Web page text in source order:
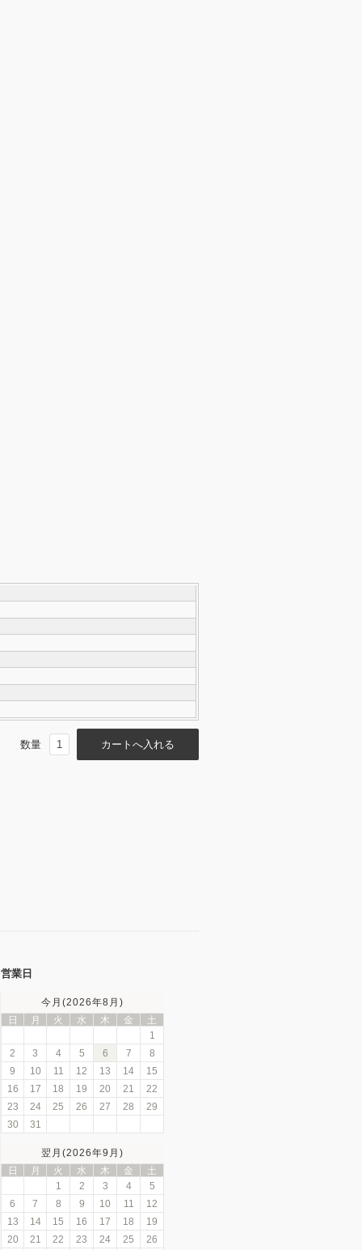
数量
営業日
今月(2026年8月)
日
月 火 水 木 金
土
1
2
3 4 5 6 7
8
9
10 11 12 13 14
15
16
17 18 19 20 21
22
23
24 25 26 27 28
29
30
31
翌月(2026年9月)
日
月 火 水 木 金
土
1
2 3 4
5
6
7 8 9 10 11
12
13
14 15 16 17 18
19
20
21 22 23 24 25
26